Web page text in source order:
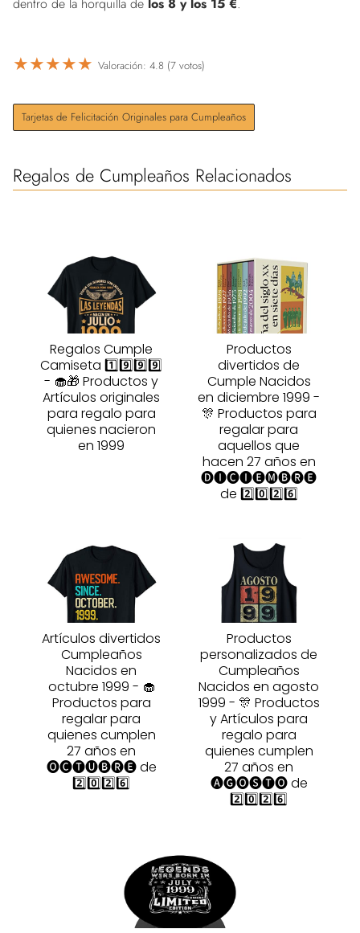
★★★★★ Valoración: 4.8 (7 votos)
Tarjetas de Felicitación Originales para Cumpleaños
Regalos de Cumpleaños Relacionados
Regalos Cumple
Camiseta 1️⃣9️⃣9️⃣9️⃣
- 🧁🎁 Productos y
Artículos originales
para regalo para
quienes nacieron
en 1999
Productos
divertidos de
Cumple Nacidos
en diciembre 1999 -
🎊 Productos para
regalar para
aquellos que
hacen 27 años en
🅓🅘🅒🅘🅔🅜🅑🅡🅔
de 2️⃣0️⃣2️⃣6️⃣
Artículos divertidos
Cumpleaños
Nacidos en
octubre 1999 - 🧁
Productos para
regalar para
quienes cumplen
27 años en
🅞🅒🅣🅤🅑🅡🅔 de
2️⃣0️⃣2️⃣6️⃣
Productos
personalizados de
Cumpleaños
Nacidos en agosto
1999 - 🎊 Productos
y Artículos para
regalo para
quienes cumplen
27 años en
🅐🅖🅞🅢🅣🅞 de
2️⃣0️⃣2️⃣6️⃣